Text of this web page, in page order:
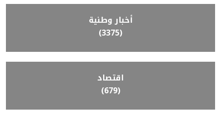
أخبار وطنية
(3375)
اقتصاد
(679)